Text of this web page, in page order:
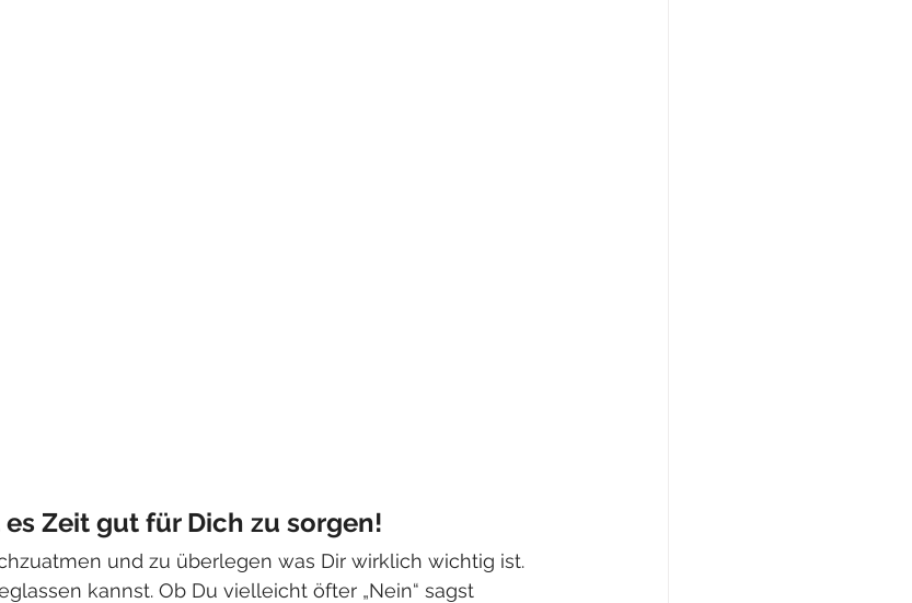
Zeit gut für Dich zu sorgen!
und zu überlegen was Dir wirklich wichtig ist.
kannst. Ob Du vielleicht öfter „Nein“ sagst